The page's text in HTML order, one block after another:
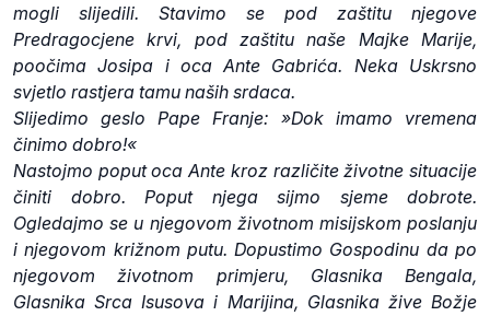
mogli slijedili. Stavimo se pod zaštitu njegove
Predragocjene krvi, pod zaštitu naše Majke Marije,
poočima Josipa i oca Ante Gabrića. Neka Uskrsno
svjetlo rastjera tamu naših srdaca.
Slijedimo geslo Pape Franje: »Dok imamo vremena
činimo dobro!«
Nastojmo poput oca Ante kroz različite životne situacije
činiti dobro. Poput njega sijmo sjeme dobrote.
Ogledajmo se u njegovom životnom misijskom poslanju
i njegovom križnom putu. Dopustimo Gospodinu da po
njegovom životnom primjeru, Glasnika Bengala,
Glasnika Srca Isusova i Marijina, Glasnika žive Božje